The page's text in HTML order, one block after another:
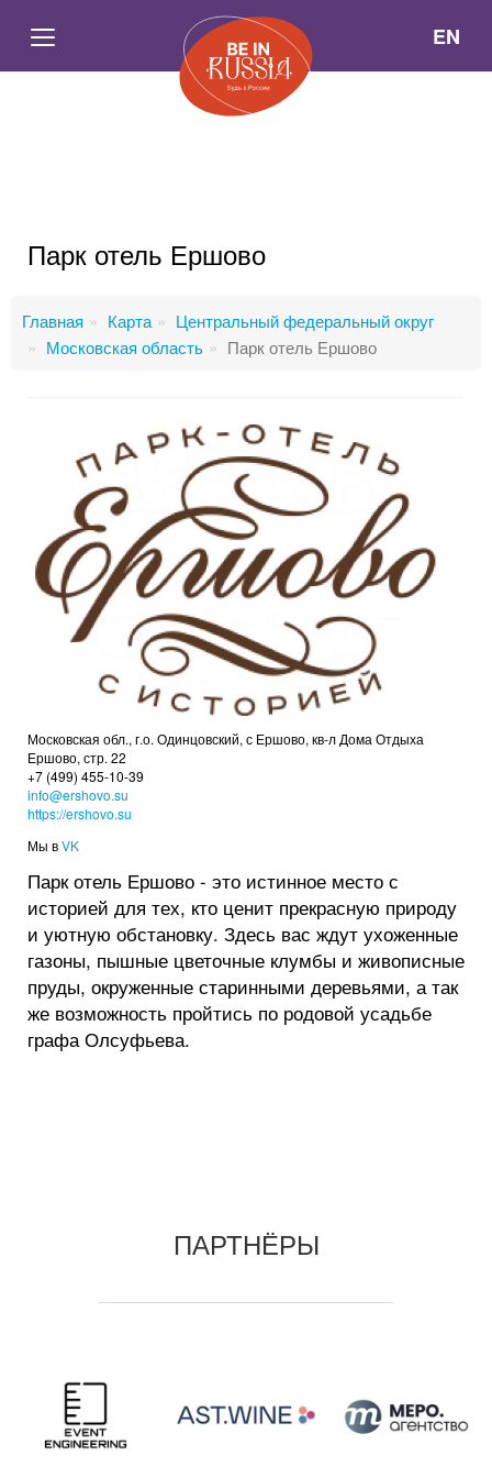
EN
Парк отель Ершово
Главная Карта
Центральный федеральный округ
Московская область
Парк отель Ершово
Московская обл., г.о. Одинцовский, с Ершово, кв-л Дома Отдыха
Ершово, стр. 22
+7 (499) 455-10-39
info@ershovo.su
https://ershovo.su
Мы вVK
Парк отель Ершово - это истинное место с
историей для тех, кто ценит прекрасную природу
и уютную обстановку. Здесь вас ждут ухоженные
газоны, пышные цветочные клумбы и живописные
пруды, окруженные старинными деревьями, а так
же возможность пройтись по родовой усадьбе
графа Олсуфьева.
ПАРТНЁРЫ